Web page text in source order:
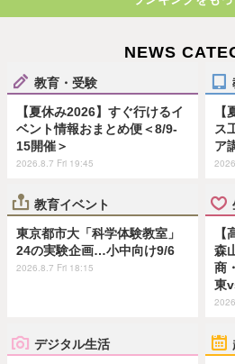
NEWS
教育・受験
【夏休み2026】すぐ行けるイ
ベント情報おまとめ便＜8/9-
15開催＞
2026.8.7 Fri 19:45
ス
ア
教育イベント
東京都市大「科学体験教室」
24の実験企画…小中向け9/6
2026.8.7 Fri 18:15
森
商
東
デジタル生活